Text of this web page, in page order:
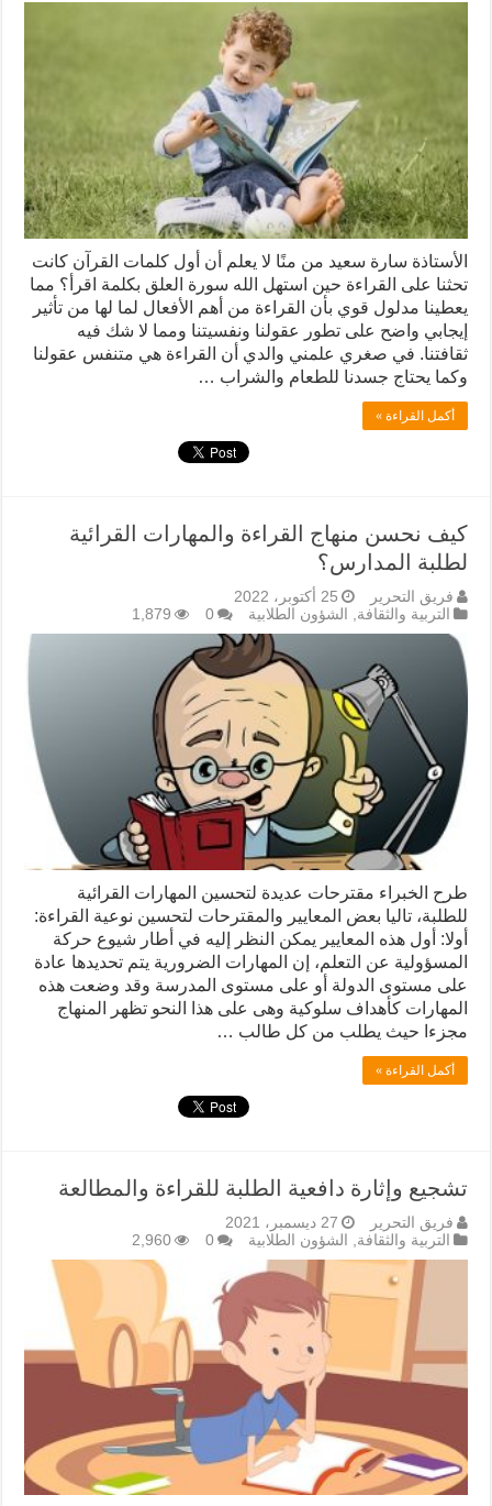
الأستاذة سارة سعيد من منًا لا يعلم أن أول كلمات القرآن كانت
تحثنا على القراءة حين استهل الله سورة العلق بكلمة اقرأ؟ مما
يعطينا مدلول قوي بأن القراءة من أهم الأفعال لما لها من تأثير
إيجابي واضح على تطور عقولنا ونفسيتنا ومما لا شك فيه
ثقافتنا. في صغري علمني والدي أن القراءة هي متنفس عقولنا
وكما يحتاج جسدنا للطعام والشراب …
أكمل القراءة »
كيف نحسن منهاج القراءة والمهارات القرائية
لطلبة المدارس؟
فريق التحرير
25 أكتوبر، 2022
التربية والثقافة
الشؤون الطلابية 0
1,879
طرح الخبراء مقترحات عديدة لتحسين المهارات القرائية
للطلبة، تاليا بعض المعايير والمقترحات لتحسين نوعية القراءة:
أولا: أول هذه المعايير يمكن النظر إليه في أطار شيوع حركة
المسؤولية عن التعلم، إن المهارات الضرورية يتم تحديدها عادة
على مستوى الدولة أو على مستوى المدرسة وقد وضعت هذه
المهارات كأهداف سلوكية وهى على هذا النحو تظهر المنهاج
مجزءا حيث يطلب من كل طالب …
أكمل القراءة »
تشجيع وإثارة دافعية الطلبة للقراءة والمطالعة
فريق التحرير
27 ديسمبر، 2021
التربية والثقافة
الشؤون الطلابية 0
2,960